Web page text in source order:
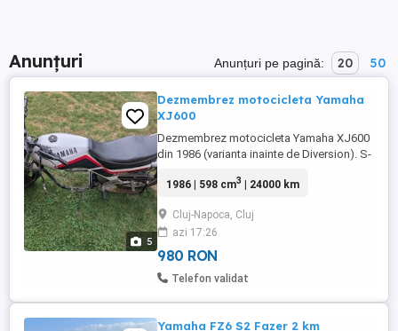
Anunțuri Anunțuri pe pagină: 20 50
5
Dezmembrez motocicleta Yamaha
XJ600
Dezmembrez motocicleta Yamaha XJ600
din 1986 (varianta inainte de Diversion). S-
toata instalatia electrica aferenta lui.
nevoie de el la un XJ900. Se vinde tot ce e
prezent in poze; astept oferte pt orice
piese disponibile. In ...
1986 | 598 cm3 | 24000 km
Cluj-Napoca, Cluj
azi 17:26
980 RON
Telefon validat
Yamaha FZ6 S2 Fazer 2 km